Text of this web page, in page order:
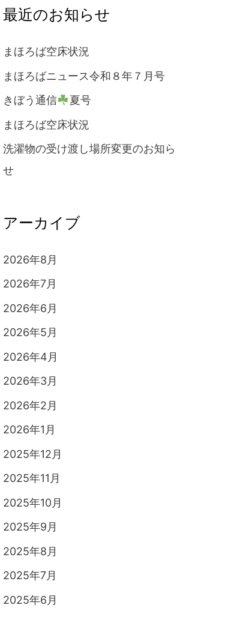
最近のお知らせ
まほろば空床状況
まほろばニュース令和８年７月号
きぼう通信
夏号
まほろば空床状況
洗濯物の受け渡し場所変更のお知ら
せ
アーカイブ
2026年8月
2026年7月
2026年6月
2026年5月
2026年4月
2026年3月
2026年2月
2026年1月
2025年12月
2025年11月
2025年10月
2025年9月
2025年8月
2025年7月
2025年6月